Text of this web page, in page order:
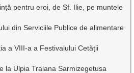
pentru eroi, de Sf. Ilie, pe muntele
din Serviciile Publice de alimentare
a VIII-a a Festivalului Cetății
la Ulpia Traiana Sarmizegetusa